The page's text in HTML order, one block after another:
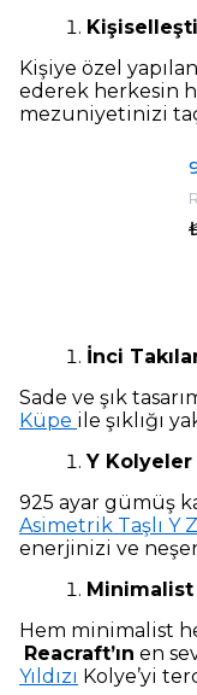
Kişiye özel yapılan
ederek herkesin
mezuniyetinizi
İnci
Sade ve şık
Küpe ile şıklığı
Y Kolyeler
925 ayar gümüş
Asimetrik Taşlı Y
enerjinizi ve
Minimalist
Hem minimalist
Reacraft’ın en
Yıldızı Kolye’yi